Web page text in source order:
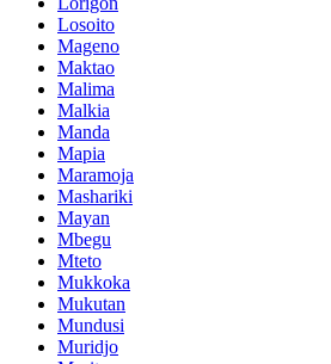
Losoito
Mageno
Maktao
Malima
Malkia
Manda
Mapia
Maramoja
Mashariki
Mayan
Mbegu
Mteto
Mukkoka
Mukutan
Mundusi
Muridjo